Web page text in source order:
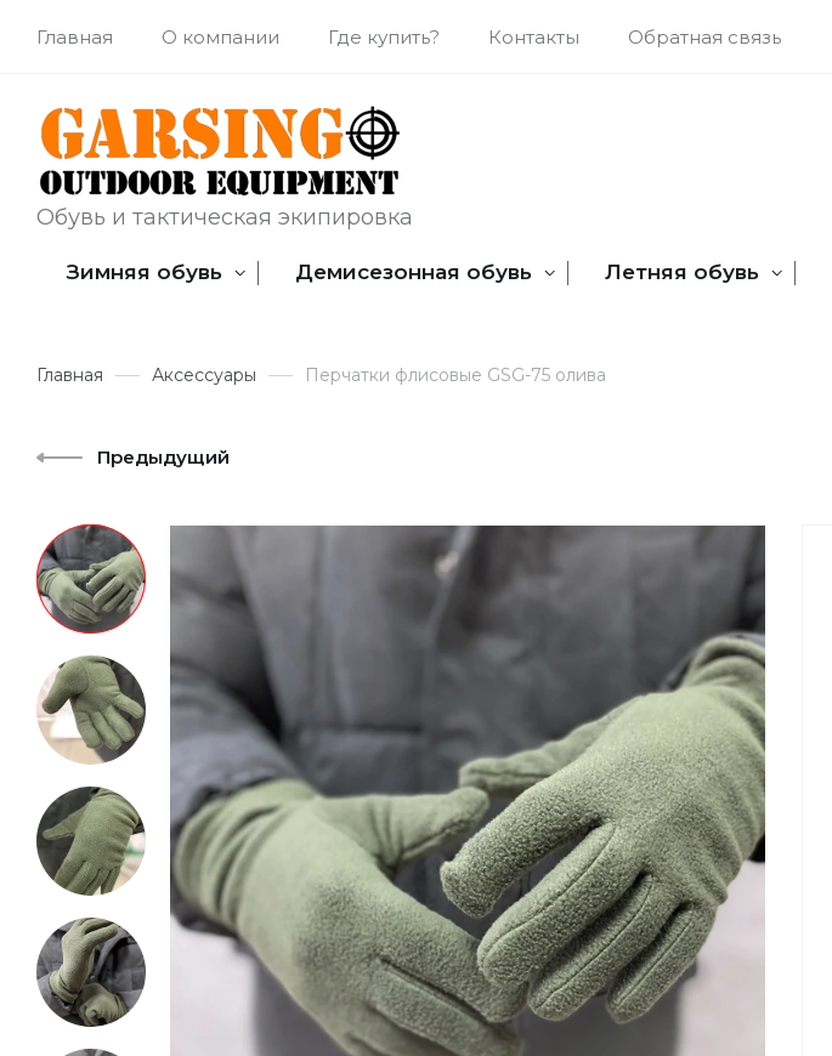
Главная О компании Где купить? Контакты Обратная связь
Обувь и тактическая экипировка
Зимняя обувь Демисезонная обувь Летняя обувь
Главная Аксессуары Перчатки флисовые GSG-75 олива
Предыдущий